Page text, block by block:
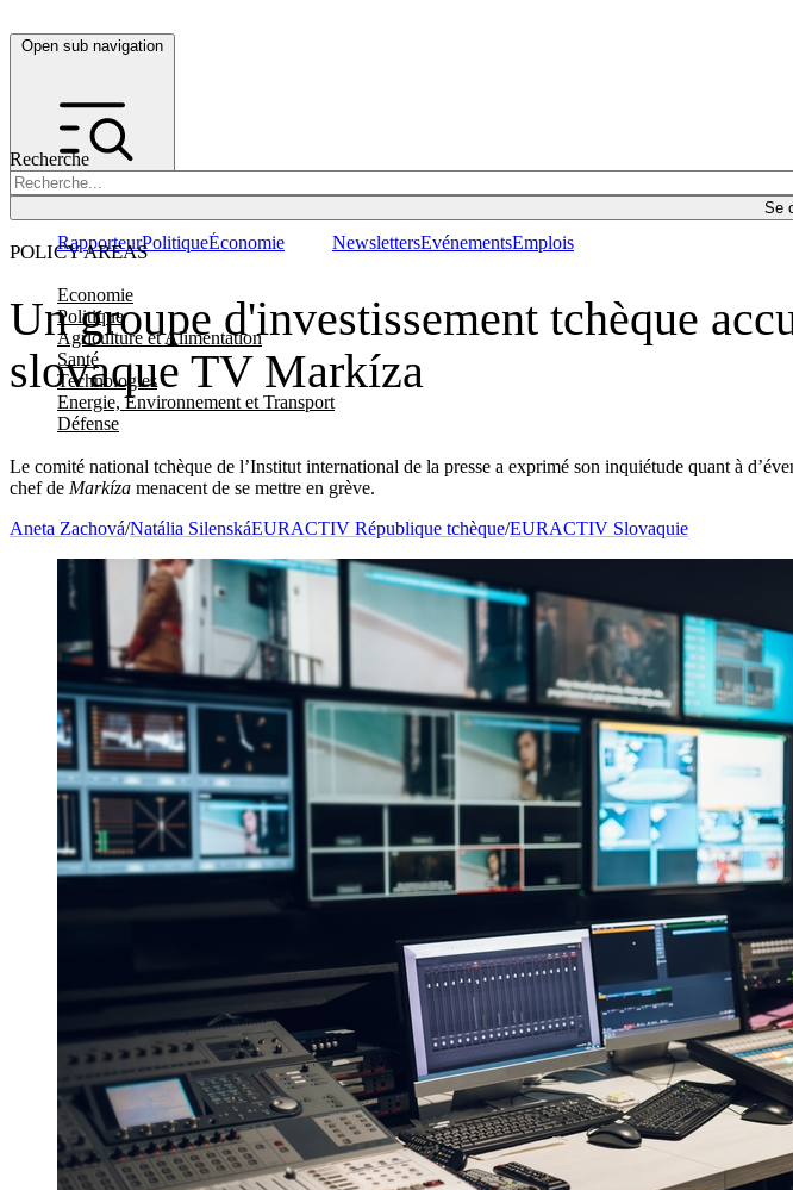
Open sub navigation
Recherche
Se
POLICY AREAS
Economie
Politique
Agriculture et Alimentation
Santé
Technologies
Energie, Environnement et Transport
Défense
RapporteurPolitiqueÉconomie NewslettersEvénementsEmplois
Un groupe d'investissement tchèque
slovaque TV Markíza
Le comité national tchèque de l’Institut international de la presse a exprimé son inquiétude quant à
chef de Markíza menacent de se mettre en grève.
Aneta Zachová/Natália SilenskáEURACTIV République tchèque/EURACTIV Slovaquie